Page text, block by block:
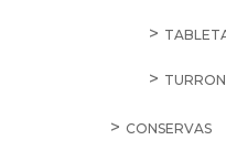
CONSERVAS